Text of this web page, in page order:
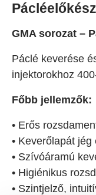
GMA sorozat –
Páclé keverése
injektorokhoz
Főbb jellemzők:
• Erős
• Keverőlapát
• Szívóáramú
• Higiénikus
• Szintjelző,